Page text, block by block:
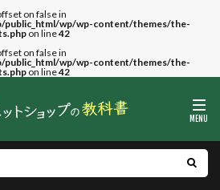
on false in
wp/wp-content/themes/the-
on line42
on false in
wp/wp-content/themes/the-
on line42